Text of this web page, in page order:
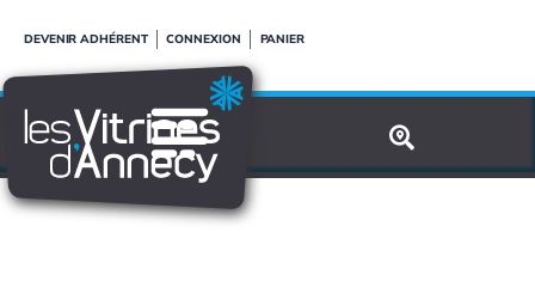
contenu
DEVENIR ADHÉRENT CONNEXION PANIER